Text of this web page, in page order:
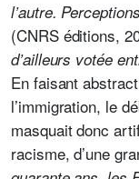
l’autre.
(CNRS éditions,
d’ailleurs votée
En faisant
l’immigration, le
masquait donc
racisme, d’une